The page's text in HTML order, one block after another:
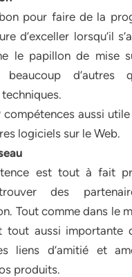
pour faire de la
d’exceller lorsqu’il
le papillon de mise
beaucoup d’autres
compétences aussi
logiciels sur le Web.
est tout à fait
des
Tout comme dans le
tout aussi importante
liens d’amitié et
produits.